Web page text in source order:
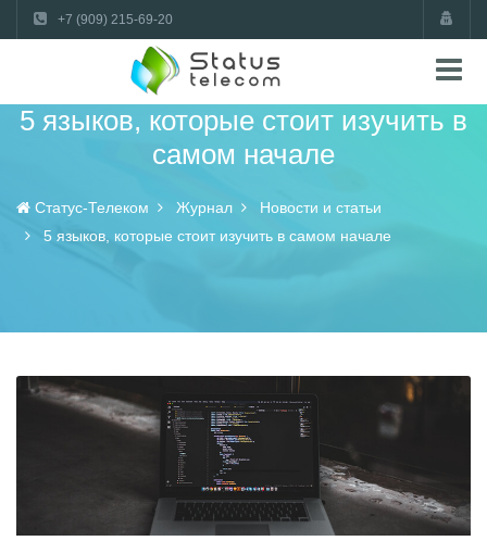
+7 (909) 215-69-20
5 языков, которые стоит изучить в
самом начале
Статус-Телеком Журнал
Новости и статьи
5 языков, которые стоит изучить в самом начале